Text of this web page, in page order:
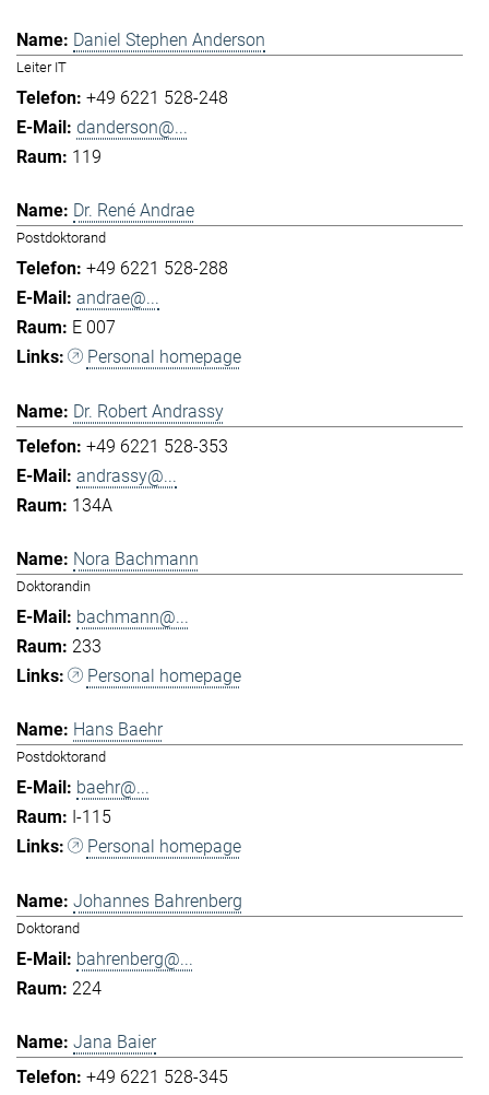
Daniel Stephen Anderson
Leiter IT
+49 6221 528-248
danderson@...
119
Dr. René Andrae
Postdoktorand
+49 6221 528-288
andrae@...
E 007
Personal homepage
Dr. Robert Andrassy
+49 6221 528-353
andrassy@...
134A
Nora Bachmann
Doktorandin
bachmann@...
233
Personal homepage
Hans Baehr
Postdoktorand
baehr@...
I-115
Personal homepage
Johannes Bahrenberg
Doktorand
bahrenberg@...
224
Jana Baier
+49 6221 528-345